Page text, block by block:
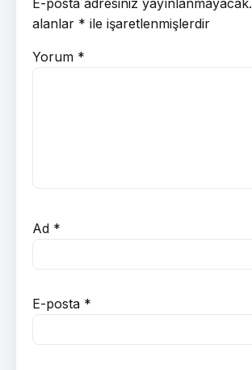
alanlar * ile işaretlenmişlerdir
Yorum *
Ad *
E-posta *